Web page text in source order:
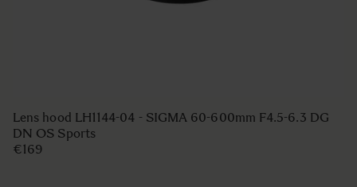
Lens hood LH1144-04 - SIGMA 60-600mm F4.5-6.3 DG
DN OS Sports
€169